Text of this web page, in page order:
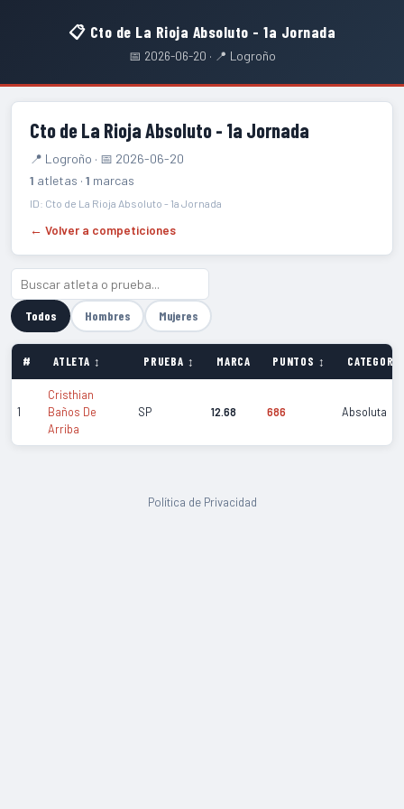
📋 Cto de La Rioja Absoluto - 1a Jornada
📅 2026-06-20 · 📍 Logroño
Cto de La Rioja Absoluto - 1a Jornada
📍 Logroño · 📅 2026-06-20
1 atletas · 1 marcas
ID: Cto de La Rioja Absoluto - 1a Jornada
← Volver a competiciones
Todos Hombres Mujeres
# ATLETA ↕ PRUEBA ↕ MARCA PUNTOS ↕
1
Cristhian
Baños De
Arriba
SP 12.68 686 Absoluta
Política de Privacidad